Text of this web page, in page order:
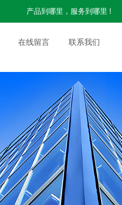
产品到哪里，服务到哪里 !
在线留言 联系我们